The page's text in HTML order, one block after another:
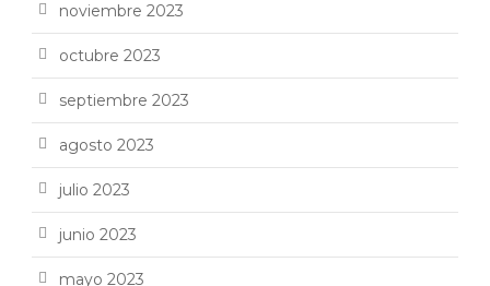
noviembre 2023
octubre 2023
septiembre 2023
agosto 2023
julio 2023
junio 2023
mayo 2023